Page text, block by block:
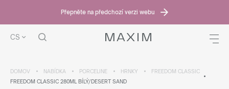
Přepněte na předchozí verzi webu
CS
DOMOV NABÍDKA PORCELINE HRNKY
FREEDOM CLASSIC
FREEDOM CLASSIC 280ML BÍLÝ/DESERT SAND